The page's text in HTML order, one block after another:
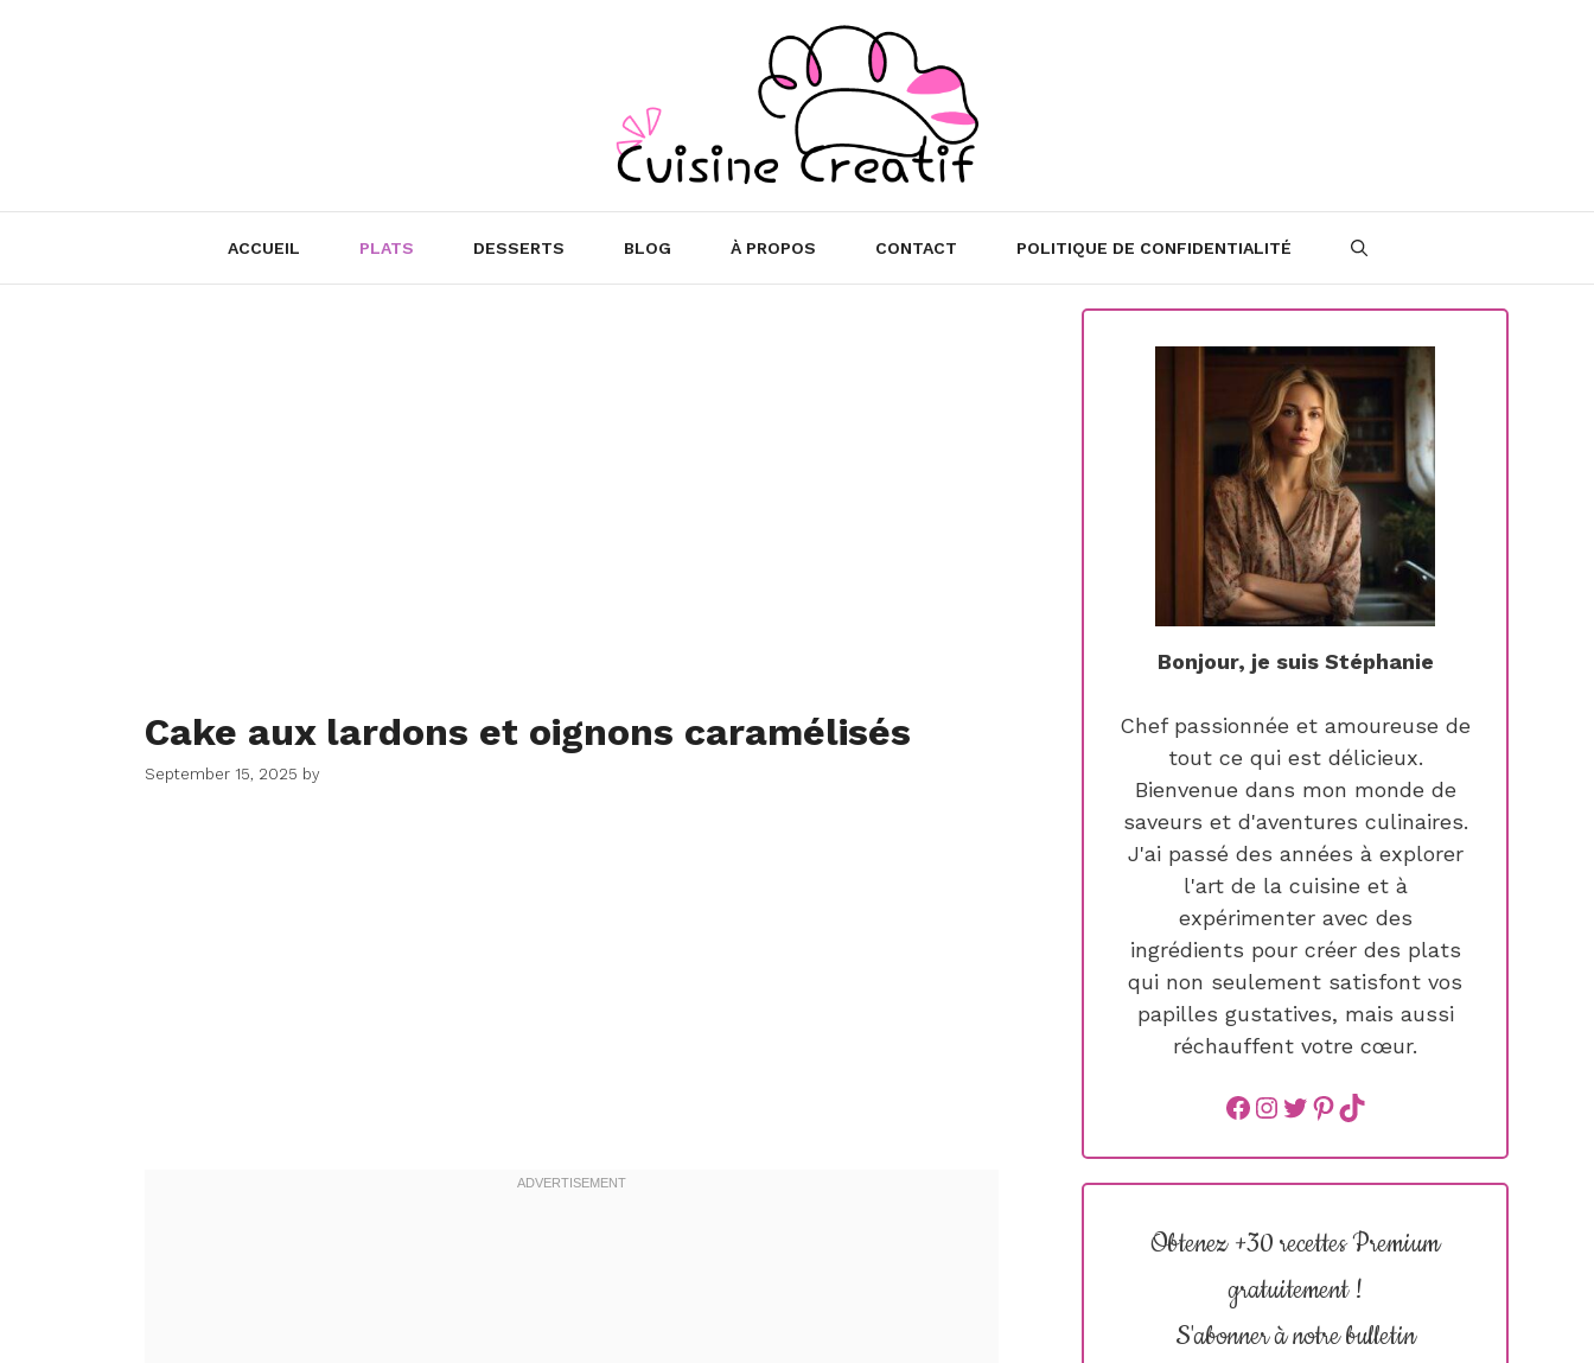
ACCUEIL PLATS DESSERTS BLOG À PROPOS CONTACT POLITIQUE DE CONFIDENTIALITÉ
Cake aux lardons et oignons caramélisés
September 15, 2025 by
Bonjour, je suis Stéphanie
Chef passionnée et amoureuse de
tout ce qui est délicieux.
Bienvenue dans mon monde de
saveurs et d'aventures culinaires.
J'ai passé des années à explorer
l'art de la cuisine et à
expérimenter avec des
ingrédients pour créer des plats
qui non seulement satisfont vos
papilles gustatives, mais aussi
réchauffent votre cœur.
Facebook
instagram
Twitter
Pinterest
TikTok
Obtenez +30 recettes Premium
gratuitement !
S'abonner à notre bulletin